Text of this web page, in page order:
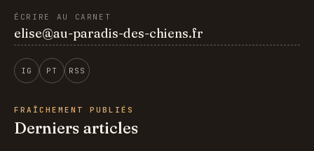
ÉCRIRE AU CARNET
elise@au-paradis-des-chiens.fr
IG PT RSS
FRAÎCHEMENT PUBLIÉS
Derniers articles